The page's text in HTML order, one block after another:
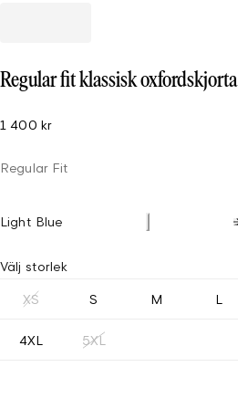
Regular fit klassisk oxfordskjorta
1 400 kr
Regular Fit
Light Blue
Välj storlek
XS S M L
4XL 5XL